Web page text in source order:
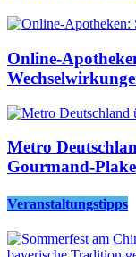
Online-
Metro
Gourmand-
Veranstaltungstipps